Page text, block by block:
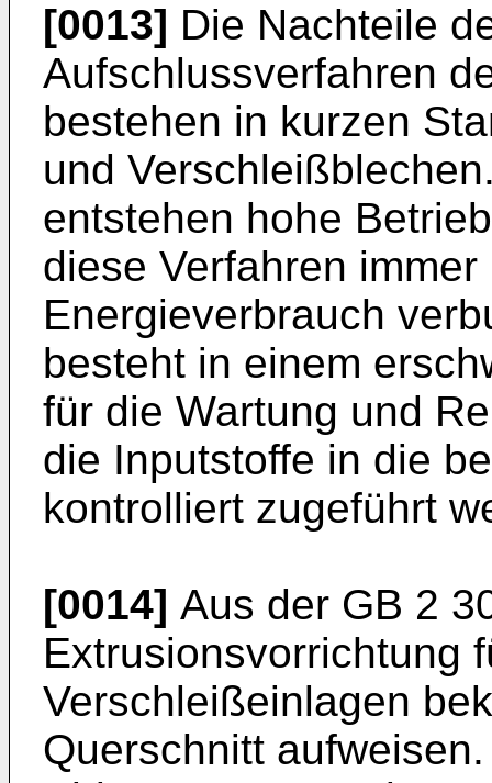
[0013] Die Nachteile
Aufschlussverfahren
bestehen in kurzen
und
entstehen hohe
diese Verfahren
Energieverbrauch
besteht in einem
für die Wartung und
die Inputstoffe in die
kontrolliert zugeführt
[0014] Aus der GB 2
Extrusionsvorrichtung
Verschleißeinlagen
Querschnitt